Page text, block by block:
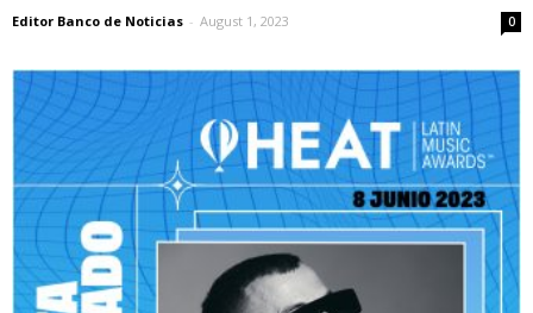
Editor Banco de Noticias - August 1, 2023 0